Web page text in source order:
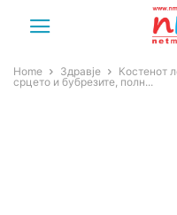
Home Здравје
Костенот
срцето и бубрезите, полн...